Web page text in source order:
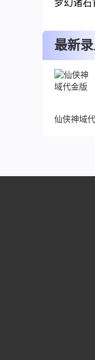
梦幻诸石
最新
仙侠神域代